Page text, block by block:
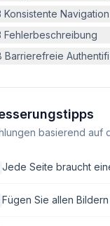
Konsistente Navigation
Fehlerbeschreibung
Barrierefreie
basierend auf
Jede Seite braucht
Fügen Sie allen